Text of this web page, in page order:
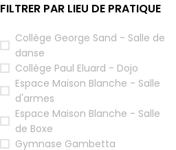
FILTRER PAR LIEU DE PRATIQUE
Collège George Sand - Salle de
danse
Collège Paul Eluard - Dojo
Espace Maison Blanche - Salle
d'armes
Espace Maison Blanche - Salle
de Boxe
Gymnase Gambetta